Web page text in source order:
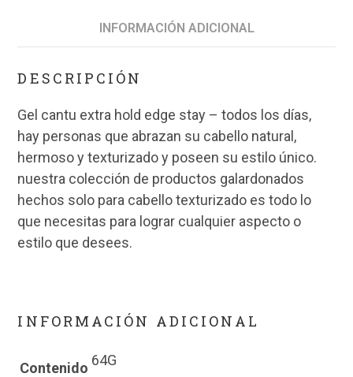
INFORMACIÓN ADICIONAL
DESCRIPCIÓN
Gel cantu extra hold edge stay – todos los días,
hay personas que abrazan su cabello natural,
hermoso y texturizado y poseen su estilo único.
nuestra colección de productos galardonados
hechos solo para cabello texturizado es todo lo
que necesitas para lograr cualquier aspecto o
estilo que desees.
INFORMACIÓN ADICIONAL
Contenido 64G